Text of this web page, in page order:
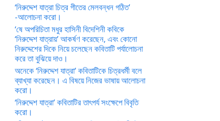
‘নিরুদ্দেশ যাত্রা চিত্র গীতের মেলবন্ধন গঠিত’
-আলোচনা করো।
‘ষে অপরিচিতা মধুর হাসিনী বিদেশিনী কবিকে
‘নিরুদ্দেশ যাত্রায়’ আকর্ষণ করেছেন, এবং কোনো
নিরুদ্দেশের দিকে নিয়ে চলেছেন কবিতাটি পর্যালোচনা
করে তা বুঝিয়ে দাও।
অনেকে ‘নিরুদ্দেশ যাত্রা’ কবিতাটিকে চিত্রধর্মী বলে
ব্যাখ্যা করেছেন। এ বিষয়ে নিজের ভাষায় আলোচনা
করো।
‘নিরুদ্দেশ যাত্রা’ কবিতাটির তাৎপর্য সংক্ষেপে বিবৃতি
করো।